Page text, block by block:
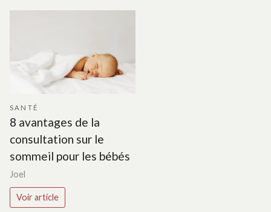
SANTÉ
8 avantages de la
consultation sur le
sommeil pour les bébés
Joel
Voir article